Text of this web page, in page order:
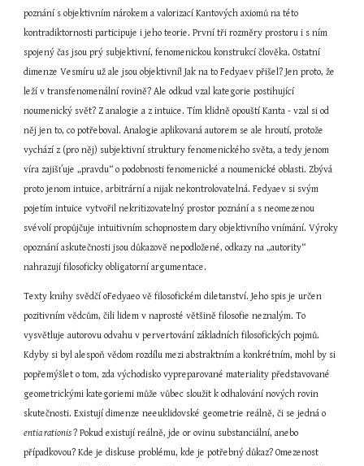
poznání s objektivním nárokem a valorizací Kantových axiomů na této
kontradiktornosti participuje i jeho teorie. První tři rozměry prostoru i s ním
spojený čas jsou prý subjektivní, fenomenickou konstrukcí člověka. Ostatní
dimenze Vesmíru už ale jsou objektivní! Jak na to Fedyaev přišel? Jen proto, že
leží v transfenomenální rovině? Ale odkud vzal kategorie postihující
noumenický svět? Z analogie a z intuice. Tím klidně opouští Kanta - vzal si od
něj jen to, co potřeboval. Analogie aplikovaná autorem se ale hroutí, protože
vychází z (pro něj) subjektivní struktury fenomenického světa, a tedy jenom
víra zajišťuje „pravdu“ o podobnosti fenomenické a noumenické oblasti. Zbývá
proto jenom intuice, arbitrární a nijak nekontrolovatelná. Fedyaev si svým
pojetím intuice vytvořil nekritizovatelný prostor poznání a s neomezenou
svévolí propůjčuje intuitivním schopnostem dary objektivního vnímání. Výroky
opoznání askutečnosti jsou důkazově nepodložené, odkazy na „autority“
nahrazují filosoficky obligatorní argumentace.
Texty knihy svědčí oFedyaeo vě filosofickém diletanství. Jeho spis je určen
pozitivním vědcům, čili lidem v naprosté většině filosofie neznalým. To
vysvětluje autorovu odvahu v pervertování základních filosofických pojmů.
Kdyby si byl alespoň vědom rozdílu mezi abstraktním a konkrétním, mohl by si
popřemýšlet o tom, zda východisko vypreparované materiality představované
geometrickými kategoriemi může vůbec sloužit k odhalování nových rovin
entia rationis ? Pokud existují reálně, jde or ovinu substanciální, anebo
případkovou? Kde je diskuse problému, kde je potřebný důkaz? Omezenost